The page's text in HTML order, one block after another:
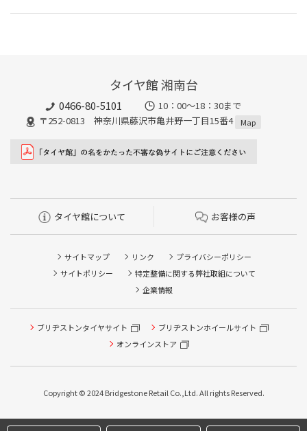
タイヤ館 湘南台
0466-80-5101
10：00～18：30まで
〒252-0813 神奈川県藤沢市亀井野一丁目15番4
Map
タイヤ館について お客様の声
サイトマップ リンク
プライバシーポリシー
サイトポリシー
特定整備に関する弊社取組について
企業情報
ブリヂストンタイヤサイト
ブリヂストンホイールサイト
オンラインストア
Copyright © 2024 Bridgestone Retail Co.,Ltd. All rights Reserved.
タイヤ点検・安全点検/タイヤ履き替え/オイル交換/その他
ピット作業の予約
本日のタイヤ履き替え順番待ち予約 ※クローク契約会員の